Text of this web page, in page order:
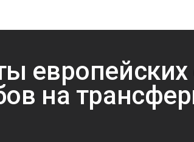
на